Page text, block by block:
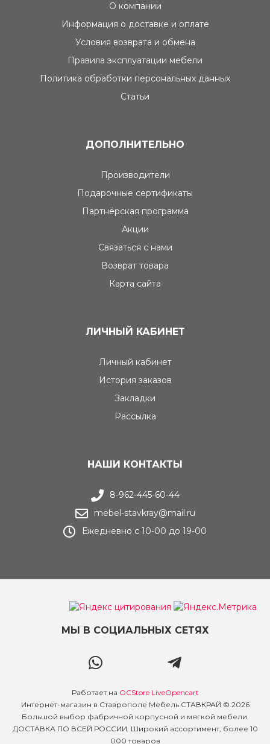
О компании
Информация о доставке и оплате
Условия возврата и обмена
Правила эксплуатации мебели
Политика обработки персональных данных
Статьи
ДОПОЛНИТЕЛЬНО
Производители
Подарочные сертификаты
Партнёрская программа
Акции
Связаться с нами
Возврат товара
Карта сайта
ЛИЧНЫЙ КАБИНЕТ
Личный кабинет
История заказов
Закладки
Рассылка
НАШИ КОНТАКТЫ
8-962-445-60-44
mebel-stavkray@mail.ru
Ежедневно с 10-00 до 19-00
МЫ В СОЦИАЛЬНЫХ СЕТЯХ
Работает на OCStore LiveOpencart
Интернет-магазин в Ставрополе Мебель СТАВКРАЙ © 2026
Большой выбор фабричной корпусной и мягкой мебели.
ДОСТАВКА ПО ВСЕЙ РОССИИ. Широкий ассортимент, более 10
000 товаров